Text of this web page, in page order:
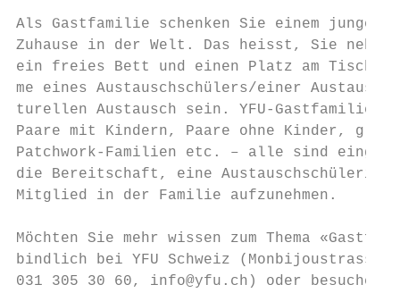
Als Gastfamilie schenken Sie einem jungen
Zuhause in der Welt. Das heisst, Sie
ein freies Bett und einen Platz am Tisch
me eines Austauschschülers/einer
turellen Austausch sein. YFU-
Paare mit Kindern, Paare ohne Kinder,
Patchwork-Familien etc. – alle sind
die Bereitschaft, eine Austauschschülerin
Mitglied in der Familie aufzunehmen.
Möchten Sie mehr wissen zum Thema
bindlich bei YFU Schweiz (Monbijoustrasse
031 305 30 60, info@yfu.ch) oder besuchen